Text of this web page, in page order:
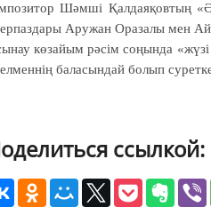
Шәмші Қалдаяқовтың
Аружан Оразалы мен
көзайым рәсім соңында «жүзі
баласындай болып
ссылкой: